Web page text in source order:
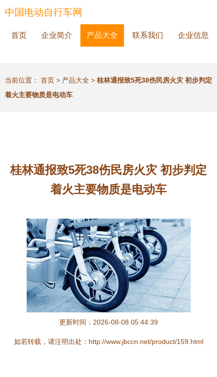
中国电动自行车网
首页 企业简介 产品大全 联系我们 企业信息
当前位置： 首页 > 产品大全 > 桂林通报致5死38伤民房火灾 初步判定
着火主要物质是电动车
桂林通报致5死38伤民房火灾 初步判定
着火主要物质是电动车
更新时间：2026-08-08 05:44:39
如若转载，请注明出处：http://www.jbccn.net/product/159.html